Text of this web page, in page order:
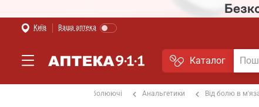
Київ Ваша аптека
Каталог
Знеболюючі Анальгетики Від болю в